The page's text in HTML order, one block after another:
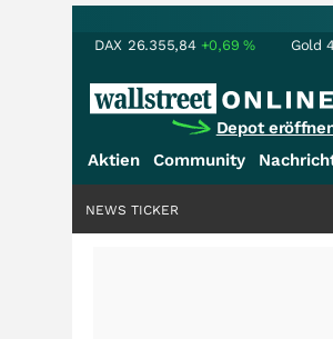
DAX 26.355,84 +0,69% Gold
Depot
Aktien Community
NEWS TICKER